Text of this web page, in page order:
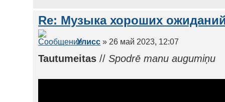
Re: Музыка хороших
Улисс » 26 май 2023, 12:07
Tautumeitas //Spodrē manu augumiņu